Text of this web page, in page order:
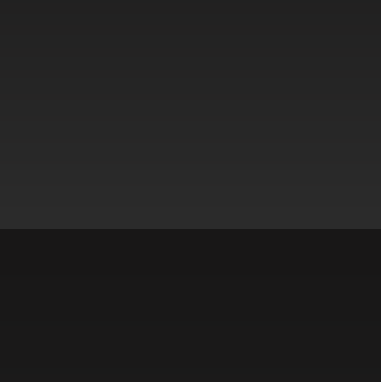
Flexibilität und Performance